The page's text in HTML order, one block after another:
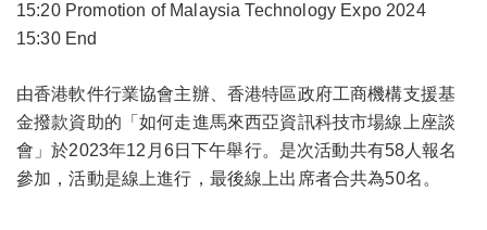
15:20 Promotion of Malaysia Technology Expo 2024
15:30 End
​由香港軟件行業協會主辦、香港特區政府工商機構支援基
金撥款資助的「如何走進馬來西亞資訊科技市場線上座談
會」於2023年12月6日下午舉行。是次活動共有58人報名
參加，活動是線上進行，最後線上出席者合共為50名。